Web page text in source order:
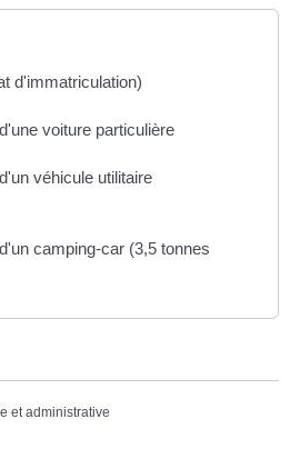
d'immatriculation)
voiture particulière
véhicule utilitaire
camping-car (3,5 tonnes
et administrative